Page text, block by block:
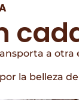
a otra
la belleza